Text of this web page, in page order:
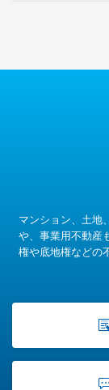
マンション、土地
や、事業用不動産
権や底地権などの